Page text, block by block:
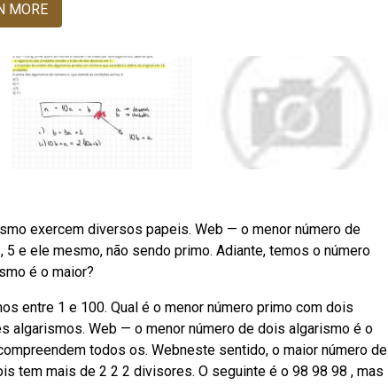
MORE
exercem diversos papeis. Web — o menor número de
e ele mesmo, não sendo primo. Adiante, temos o número
é o maior?
entre 1 e 100. Qual é o menor número primo com dois
algarismos. Web — o menor número de dois algarismo é o
todos os. Webneste sentido, o maior número de
tem mais de 2 2 2 divisores. O seguinte é o 98 98 98 , mas